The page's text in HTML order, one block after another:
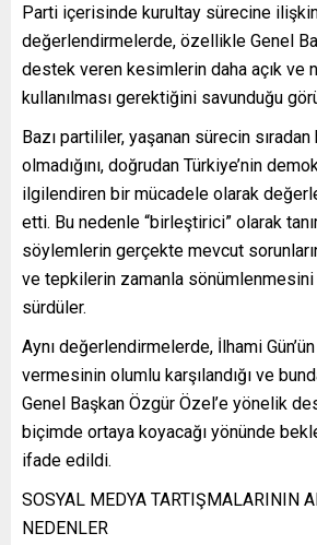
Parti içerisinde kurultay sürecine
değerlendirmelerde, özellikle Genel
destek veren kesimlerin daha açık ve
kullanılması gerektiğini savunduğu
Bazı partililer, yaşanan sürecin
olmadığını, doğrudan Türkiye’nin
ilgilendiren bir mücadele olarak
etti. Bu nedenle “birleştirici” olarak
söylemlerin gerçekte mevcut
ve tepkilerin zamanla
sürdüler.
Aynı değerlendirmelerde, İlhami
vermesinin olumlu karşılandığı ve
Genel Başkan Özgür Özel’e yönelik
biçimde ortaya koyacağı yönünde
ifade edildi.
SOSYAL MEDYA TARTIŞMALARININ
NEDENLER